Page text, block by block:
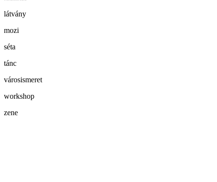
látvány
mozi
séta
tánc
városismeret
workshop
zene